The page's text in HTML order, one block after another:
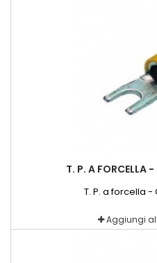
T. P. A FORCELLA
T. P. a forcella -
Aggiungi